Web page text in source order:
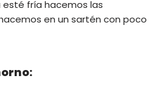
fría hacemos las
en un sartén con poco